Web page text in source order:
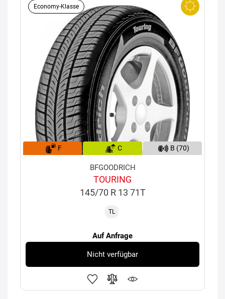
Economy-Klasse
F C B (70)
BFGOODRICH
TOURING
145/70 R 13 71T
TL
Auf Anfrage
Nicht verfügbar